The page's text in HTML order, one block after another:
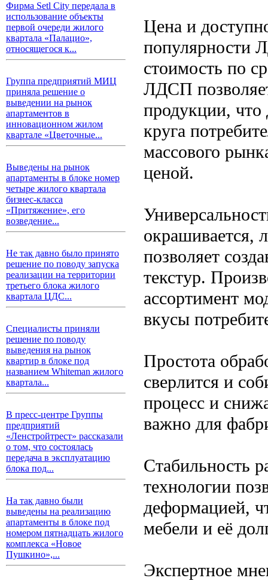
Фирма Setl City передала в
использование объекты
первой очереди жилого
квартала «Палацио»,
относящегося к...
Группа предприятий МИЦ
приняла решение о
выведении на рынок
апартаментов в
инновационном жилом
квартале «Цветочные...
Выведены на рынок
апартаменты в блоке номер
четыре жилого квартала
бизнес-класса
«Притяжение», его
возведение...
Не так давно было принято
решение по поводу запуска
реализации на территории
третьего блока жилого
квартала ЦДС...
Специалисты приняли
решение по поводу
выведения на рынок
квартир в блоке под
названием Whiteman жилого
квартала...
В пресс-центре Группы
предприятий
«Ленстройтрест» рассказали
о том, что состоялась
передача в эксплуатацию
блока под...
На так давно были
выведены на реализацию
апартаменты в блоке под
номером пятнадцать жилого
комплекса «Новое
Пушкино»,...
Цена и
популярности
стоимость по
ЛДСП
продукции, что
круга
массового
ценой.
окрашивается,
позволяет
текстур.
ассортимент
вкусы
Простота
сверлится и
процесс и
важно для
Стабильность
технологии
деформацией,
мебели и её
Экспертное